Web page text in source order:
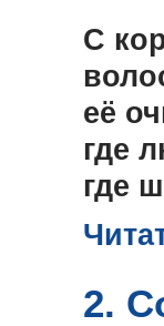
С
её
где
где
2.